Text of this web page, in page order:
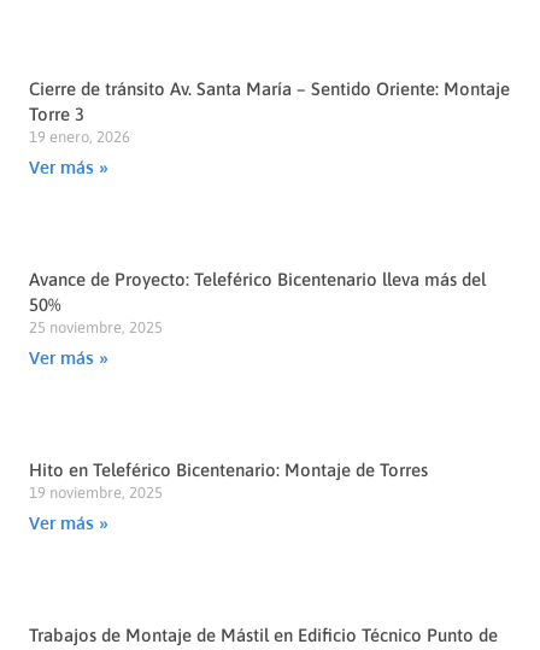
Cierre de tránsito Av. Santa María – Sentido Oriente: Montaje
Torre 3
19 enero, 2026
Ver más »
Avance de Proyecto: Teleférico Bicentenario lleva más del
50%
25 noviembre, 2025
Ver más »
Hito en Teleférico Bicentenario: Montaje de Torres
19 noviembre, 2025
Ver más »
Trabajos de Montaje de Mástil en Edificio Técnico Punto de